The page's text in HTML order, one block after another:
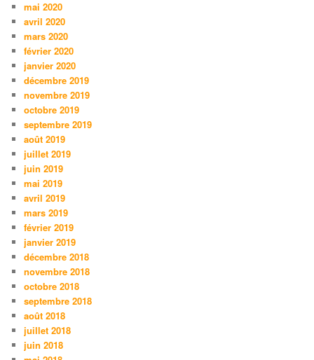
mai 2020
avril 2020
mars 2020
février 2020
janvier 2020
décembre 2019
novembre 2019
octobre 2019
septembre 2019
août 2019
juillet 2019
juin 2019
mai 2019
avril 2019
mars 2019
février 2019
janvier 2019
décembre 2018
novembre 2018
octobre 2018
septembre 2018
août 2018
juillet 2018
juin 2018